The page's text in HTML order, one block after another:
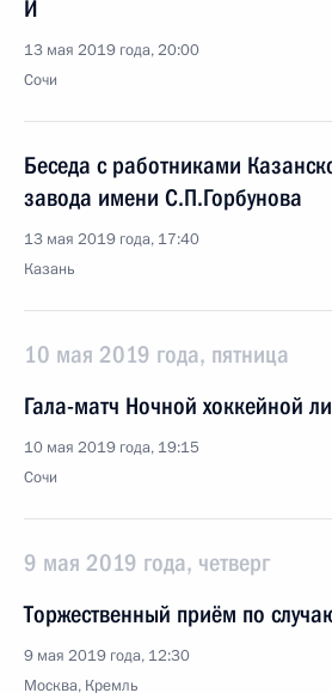
И
13 мая 2019 года, 20:00
Сочи
Беседа с работниками
завода имени С.П.Горбунова
13 мая 2019 года, 17:40
Казань
10 мая 2019 года, пятница
Гала-матч Ночной хоккейной
10 мая 2019 года, 19:15
Сочи
9 мая 2019 года, четверг
Торжественный приём по
9 мая 2019 года, 12:30
Москва, Кремль